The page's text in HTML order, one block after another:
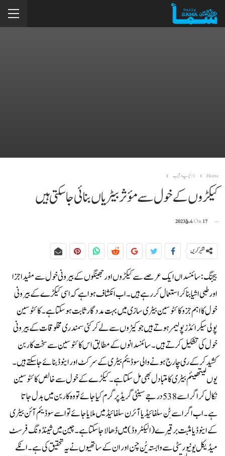
Home 1دلچسپ و عجیب
کیکڑوں کے خول سے مؤثر بیٹریاں بنائی جا سکتی ہیں
On17 مارچ 2023
شئیر کریں
بیجنگ: سائنسداں ایک عرصے سے کیکڑوں اور جھینگوں کے بیرونی خول سے مفید اجزا
اور طبی اشیا بنا کر استعمال کر رہے ہیں۔ اب انکشاف ہوا ہے کہ اسی کیکڑے کے بیرونی
خول کا اہم جزو کائٹوسین بیٹری سازی میں بہت مددگار ثابت ہوسکتا ہے۔کائٹوسین
پولی سیکرائڈز پولیمر ہوتے ہیں جو کیڑوں سے لے کر کئی سمندری مخلوقات کے بیرونی
خول کی تشکیل کرتے ہیں۔ سائنسدانوں کے مطابق اس کائٹوسین سے سخت کاربن
کشید کرکے ری چارج ہونے والی سوڈیئم بیٹری کے سرکٹ اور اینوڈ بنائے جاسکتے ہیں۔
یوں لیتھیئم بیٹری کا متبادل بھی مل سکتا ہے۔کیکڑے کے خول سے خالص کائٹوسین
نکال کر اگر اسے 538 درجے سینٹی گریڈ پر گرم کیا جائے تو وہ کاربن میں بدل جاتا
ہے۔ اب اگر اسے ٹِن سلفائیڈ یا آئرن سلفائیڈ میں ملایا جائے تو اسے سوڈیئم آئن بیٹری
کے اینوڈ یا مثبت برقیرے (الیکٹروڈ) میں ڈھالا جاسکتا ہے۔چین میں شینڈونگ فرسٹ
میڈیکل یونیورسٹی سے وابستہ یُن چن اور ان کے ساتھیوں نے یہ تحقیق کی ہے۔ ا نکے